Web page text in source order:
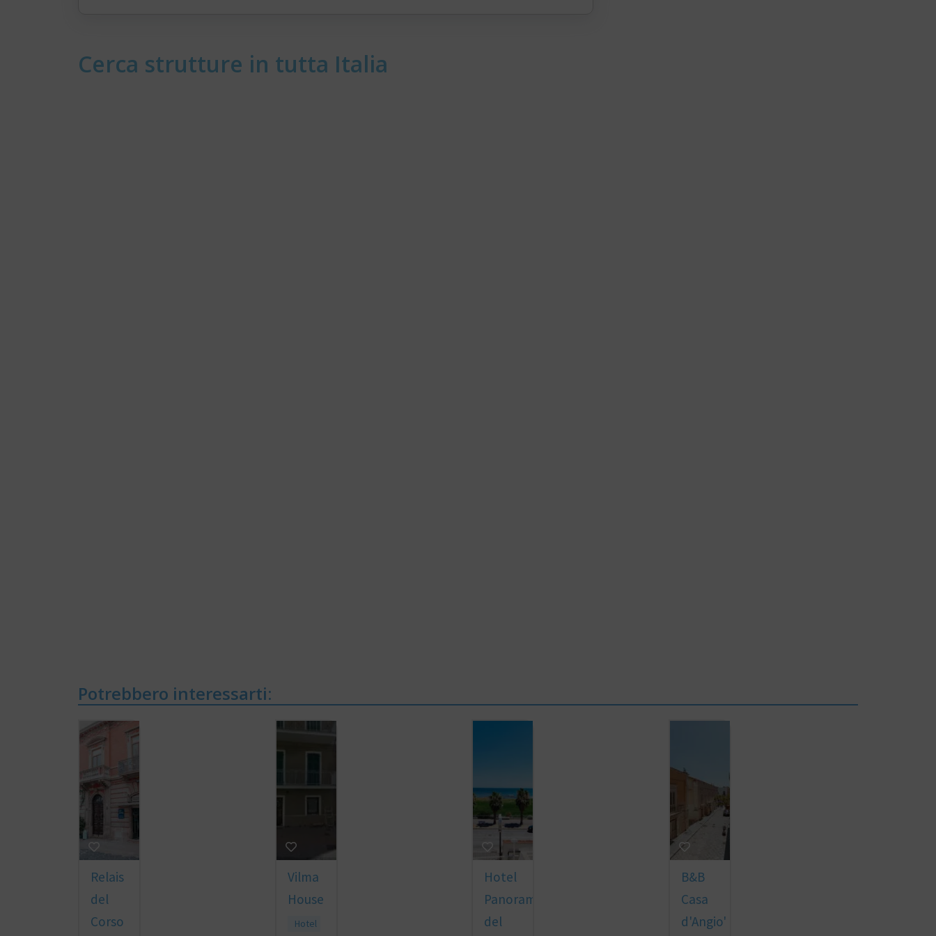
Cerca strutture in tutta Italia
Potrebbero interessarti:
Relais
del
Corso
Vilma
House
Hotel
Hotel
Panorama
del
B&B
Casa
d'Angio'